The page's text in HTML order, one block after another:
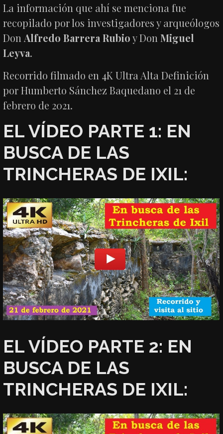
La información que ahí se menciona fue
recopilado por los investigadores y arqueólogos
Don Alfredo Barrera Rubioy DonMiguel
Leyva.
Recorrido filmado en 4K Ultra Alta Definición
por Humberto Sánchez Baquedano el 21 de
febrero de 2021.
EL VÍDEO PARTE 1: EN
BUSCA DE LAS
TRINCHERAS DE IXIL:
EL VÍDEO PARTE 2: EN
BUSCA DE LAS
TRINCHERAS DE IXIL: